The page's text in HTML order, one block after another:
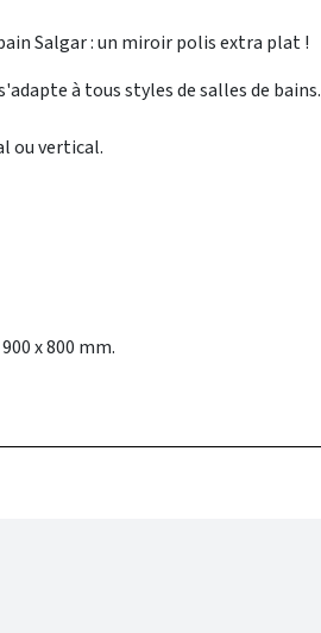
Salgar : un miroir polis extra plat !
à tous styles de salles de bains.
ou vertical.
x 800 mm.